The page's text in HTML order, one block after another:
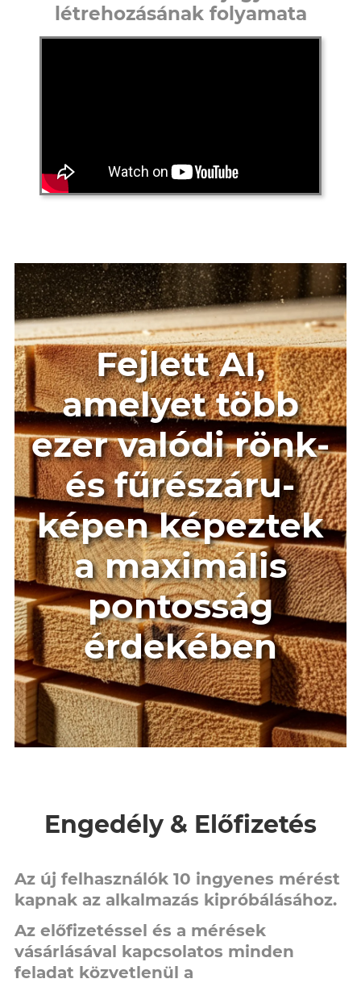
létrehozásának folyamata
Fejlett AI,
amelyet több
ezer valódi rönk-
és fűrészáru-
képen képeztek
a maximális
pontosság
érdekében
Engedély & Előfizetés
Az új felhasználók 10 ingyenes mérést
kapnak az alkalmazás kipróbálásához.
Az előfizetéssel és a mérések
vásárlásával kapcsolatos minden
feladat közvetlenül a